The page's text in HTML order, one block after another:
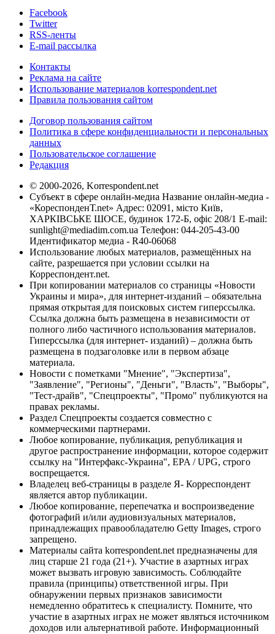
Facebook
Twitter
RSS-ленты
E-mail рассылка
Контакты
Реклама на сайте
Использование материалов korrespondent.net
Правила пользования сайтом
Договор пользования сайтом
Политика в сфере конфиденциальности и персональных
данных
Пользовательское соглашение
Редакция
© 2000-2026, Korrespondent.net
Субъект в сфере онлайн-медиа Название онлайн-медиа -
«КореспонденТ.net» Адрес: 02091, місто Київ,
ХАРКІВСЬКЕ ШОСЕ, будинок 172-Б, офіс 208/1 E-mail:
sunlight@mediadim.com.ua Телефон: 044-205-43-00
Идентификатор медиа - R40-06068
Использование любых материалов, размещённых на
сайте, разрешается при условии ссылки на
Корреспондент.net.
При копировании материалов со страницы «Новости
Украины и мира», для интернет-изданий – обязательна
прямая открытая для поисковых систем гиперссылка.
Ссылка должна быть размещена в независимости от
полного либо частичного использования материалов.
Гиперссылка (для интернет- изданий) – должна быть
размещена в подзаголовке или в первом абзаце
материала.
Новости с пометками "Мнение", "Экспертиза",
"Заявление", "Регионы", "Деньги", "Власть", "Выборы",
"Тест-драйв", "Спецпроекты", "Промо" публикуются на
правах рекламы.
Раздел Спецпроекты создается совместно с
коммерческими партнерами.
Любое копирование, публикация, републикация и
другое распространение информации, которое содержит
ссылку на "Интерфакс-Украина", EPA / UPG, строго
воспрещается.
Владелец веб-страницы в разделе Я- Корреспондент
является автор публикации.
Любое копирование, перепечатка и воспроизведение
фотографий и/или аудиовизуальных материалов,
принадлежащих правообладателю Getty Images, строго
запрещено.
Материалы сайта korrespondent.net предназначены для
лиц старше 21 года (21+). Участие в азартных играх
может вызвать игровую зависимость. Соблюдайте
правила (принципы) ответственной игры. При
обнаружении первых признаков зависимости
немедленно обратитесь к специалисту. Помните, что
участие в азартных играх не может являться источником
доходов или альтернативой работе. Информационный